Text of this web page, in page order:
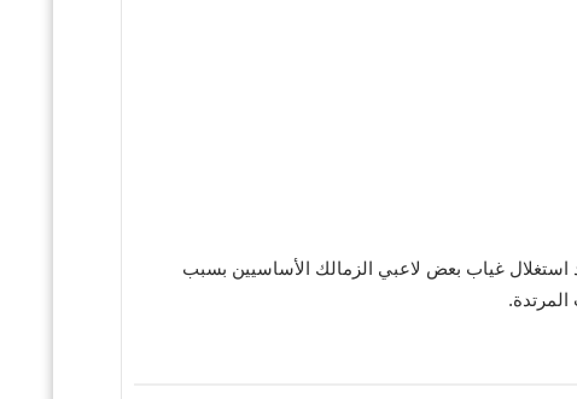
استغلال غياب بعض لاعبي الزمالك الأساسيين بسبب